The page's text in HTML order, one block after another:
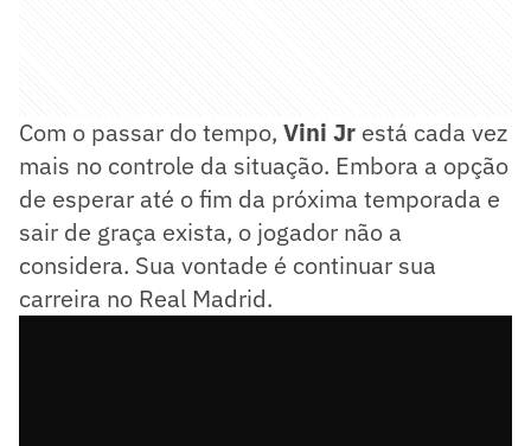
Com o passar do tempo, Vini Jr está cada vez
mais no controle da situação. Embora a opção
de esperar até o fim da próxima temporada e
sair de graça exista, o jogador não a
considera. Sua vontade é continuar sua
carreira no Real Madrid.